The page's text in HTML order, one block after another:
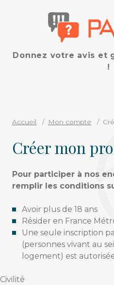
Donnez votre avis et
!
Accueil Mon compte
Créer mon
Pour participer à nos
remplir les conditions
Avoir plus de 18 ans
Résider en France
Une seule inscription
(personnes vivant au
logement) est
Civilité